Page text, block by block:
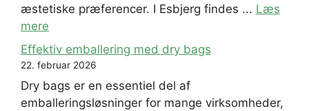
æstetiske præferencer. I Esbjerg findes ... Læs
mere
Effektiv emballering med dry bags
22. februar 2026
Dry bags er en essentiel del af
emballeringsløsninger for mange virksomheder,